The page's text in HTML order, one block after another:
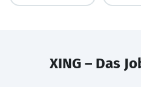
XING – Das